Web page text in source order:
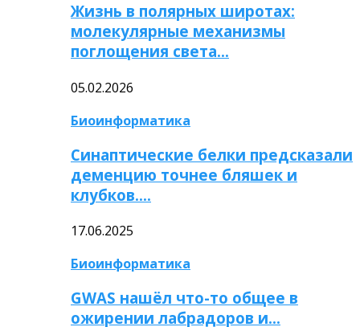
Жизнь в полярных широтах:
молекулярные механизмы
поглощения света…
05.02.2026
Биоинформатика
Синаптические белки предсказали
деменцию точнее бляшек и
клубков….
17.06.2025
Биоинформатика
GWAS нашёл что-то общее в
ожирении лабрадоров и…